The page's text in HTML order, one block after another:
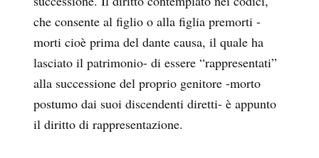
che consente al figlio o alla figlia premorti -
morti cioè prima del dante causa, il quale ha
lasciato il patrimonio- di essere “rappresentati”
alla successione del proprio genitore -morto
postumo dai suoi discendenti diretti- è appunto
il diritto di rappresentazione.